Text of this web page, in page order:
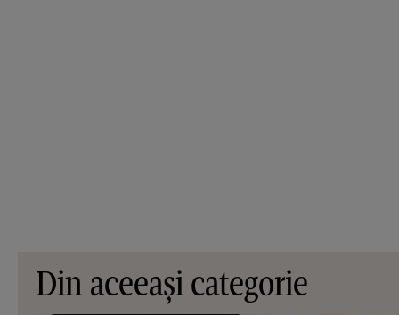
Din aceeași categorie